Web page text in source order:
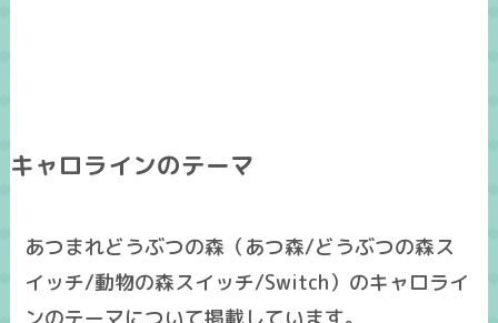
キャロラインのテーマ
あつまれどうぶつの森（あつ森/どうぶつの森ス
イッチ/動物の森スイッチ/Switch）のキャロライ